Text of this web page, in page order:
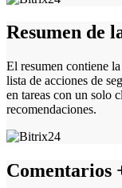
Resumen de
El resumen contiene
lista de acciones de
en tareas con un solo
recomendaciones.
Comentarios